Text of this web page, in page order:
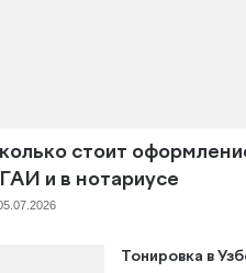
стоит
и в нотариусе
Тонировка в